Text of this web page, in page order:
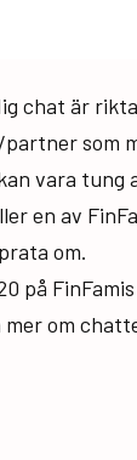
chat är
som
vara
en av
om.
på
om